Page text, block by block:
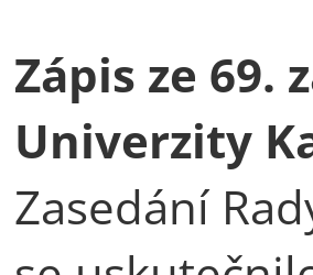
Zápis ze 69.
Univerzity
Zasedání